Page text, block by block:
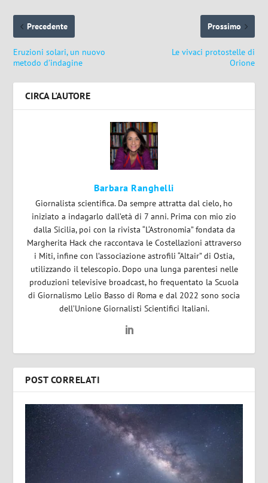
Precedente
Eruzioni solari, un nuovo
metodo d’indagine
Prossimo
Le vivaci protostelle di
Orione
CIRCA L'AUTORE
Barbara Ranghelli
Giornalista scientifica. Da sempre attratta dal cielo, ho
iniziato a indagarlo dall’età di 7 anni. Prima con mio zio
dalla Sicilia, poi con la rivista “L‘Astronomia” fondata da
Margherita Hack che raccontava le Costellazioni attraverso
i Miti, infine con l’associazione astrofili “Altair” di Ostia,
utilizzando il telescopio. Dopo una lunga parentesi nelle
produzioni televisive broadcast, ho frequentato la Scuola
di Giornalismo Lelio Basso di Roma e dal 2022 sono socia
dell’Unione Giornalisti Scientifici Italiani.
POST CORRELATI